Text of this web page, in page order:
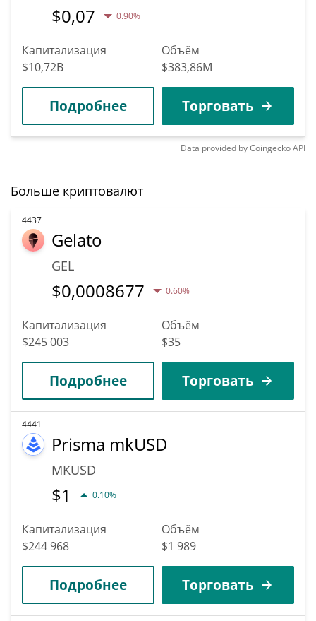
$0,07 0.90%
Капитализация
$10,72B
Объём
$383,86M
Подробнее Торговать
Data provided byCoingeckoAPI
Больше криптовалют
4437
Gelato
GEL
$0,0008677 0.60%
Капитализация
$245 003
Объём
$35
Подробнее Торговать
4441
Prisma mkUSD
MKUSD
$1 0.10%
Капитализация
$244 968
Объём
$1 989
Подробнее Торговать